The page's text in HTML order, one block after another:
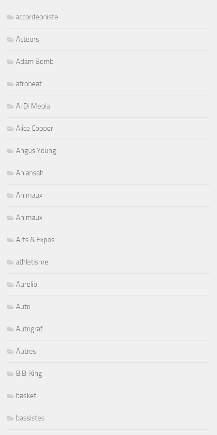
accordeoniste
Acteurs
Adam Bomb
afrobeat
Al Di Meola
Alice Cooper
Angus Young
Aniansah
Animaux
Animaux
Arts & Expos
athletisme
Aurelio
Auto
Autograf
Autres
B.B. King
basket
bassistes